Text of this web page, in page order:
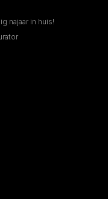
najaar in huis!